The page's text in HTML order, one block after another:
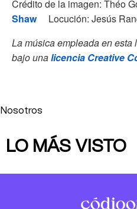
Crédito de la imagen: Théo
ShawLocución: Jesús
La música empleada en esta
bajo unalicencia Creative
Nosotros
LO MÁS VISTO